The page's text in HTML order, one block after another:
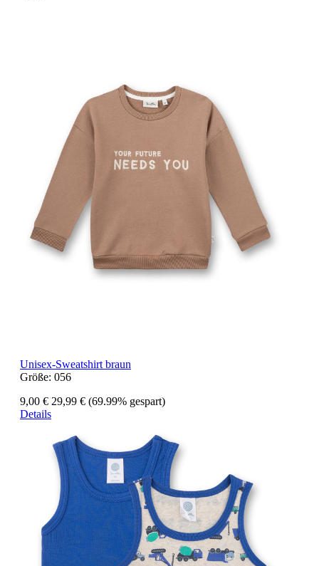
Unisex-Sweatshirt braun
Größe: 056
9,00 € 29,99 € (69.99% gespart)
Details